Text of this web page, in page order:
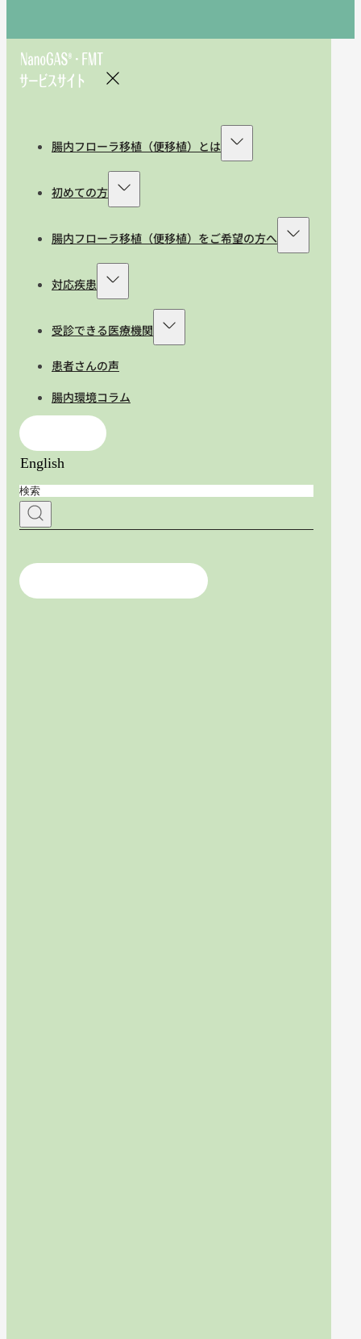
腸内フローラ移植（便移植）とは
初めての方
腸内フローラ移植（便移植）をご希望の方へ
対応疾患
受診できる医療機関
患者さんの声
腸内環境コラム
English